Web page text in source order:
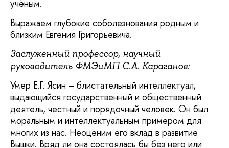
учёным.
Выражаем глубокие соболезнования родным и
близким Евгения Григорьевича.
Заслуженный профессор, научный
руководитель ФМЭиМП С.А. Караганов:
Умер Е.Г. Ясин – блистательный интеллектуал,
выдающийся государственный и общественный
деятель, честный и порядочный человек. Он был
моральным и интеллектуальным примером для
многих из нас. Неоценим его вклад в развитие
Вышки. Вряд ли она состоялась бы без него или